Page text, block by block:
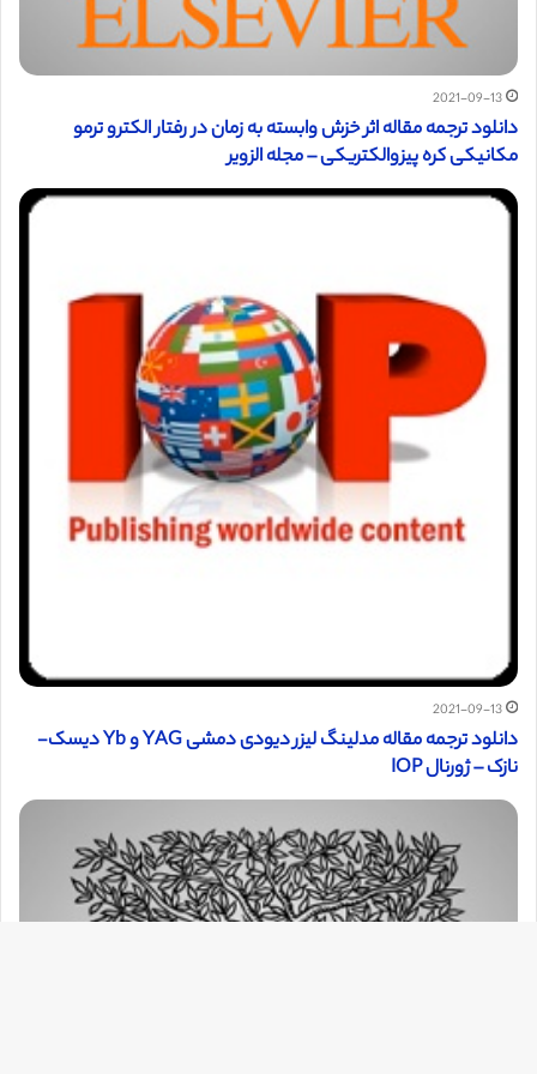
2021-09-13
دانلود ترجمه مقاله اثر خزش وابسته به زمان در رفتار الکترو ترمو
مکانیکی کره پیزوالکتریکی – مجله الزویر
2021-09-13
دانلود ترجمه مقاله مدلینگ لیزر دیودی دمشی YAG و Yb دیسک-
نازک – ژورنال IOP